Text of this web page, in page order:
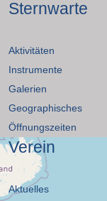
Sternwarte
Aktivitäten
Instrumente
Galerien
Geographisches
Öffnungszeiten
Verein
Aktuelles